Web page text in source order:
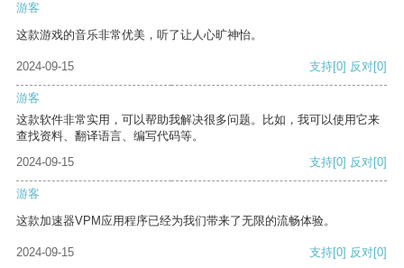
游客
这款游戏的音乐非常优美，听了让人心旷神怡。
2024-09-15 支持[0] 反对[0]
游客
这款软件非常实用，可以帮助我解决很多问题。比如，我可以使用它来
查找资料、翻译语言、编写代码等。
2024-09-15
支持[0] 反对[0]
游客
这款加速器VPM应用程序已经为我们带来了无限的流畅体验。
2024-09-15 支持[0] 反对[0]